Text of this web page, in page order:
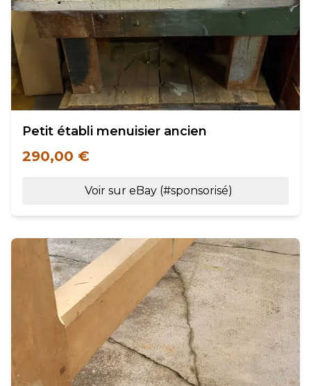
Petit établi menuisier ancien
290,00 €
Voir sur eBay (#sponsorisé)